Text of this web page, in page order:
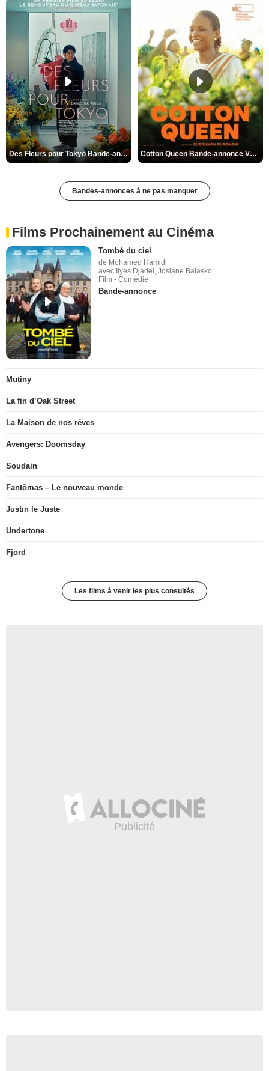
Des Fleurs pour Tokyo Bande-annonce VO STFR Cotton Queen Bande-annonce VO STFR
Bandes-annonces à ne pas manquer
Films Prochainement au Cinéma
Tombé du ciel
de Mohamed Hamidi
avec Ilyes Djadel, Josiane Balasko
Film - Comédie
Bande-annonce
Mutiny
La fin d’Oak Street
La Maison de nos rêves
Avengers: Doomsday
Soudain
Fantômas – Le nouveau monde
Justin le Juste
Undertone
Fjord
Les films à venir les plus consultés